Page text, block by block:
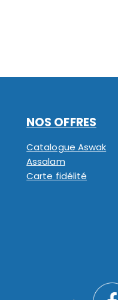
NOS OFFRES
Catalogue Aswak
Assalam
Carte fidélité